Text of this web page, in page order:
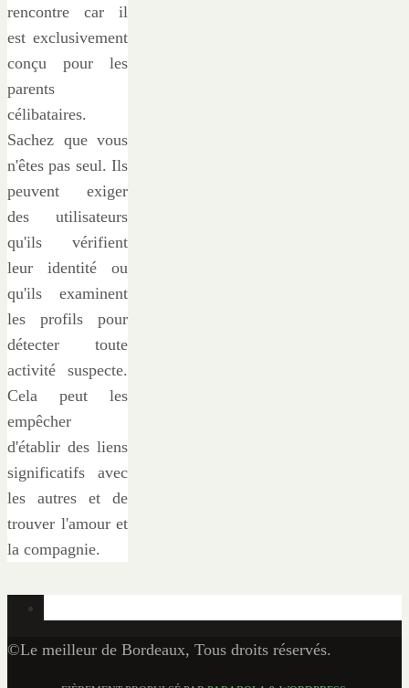
rencontre car il
est exclusivement
conçu pour les
parents
célibataires.
Sachez que vous
n'êtes pas seul. Ils
peuvent exiger
des utilisateurs
qu'ils vérifient
leur identité ou
qu'ils examinent
les profils pour
détecter toute
activité suspecte.
Cela peut les
empêcher
d'établir des liens
significatifs avec
les autres et de
trouver l'amour et
la compagnie.
©Le meilleur de Bordeaux, Tous droits réservés.